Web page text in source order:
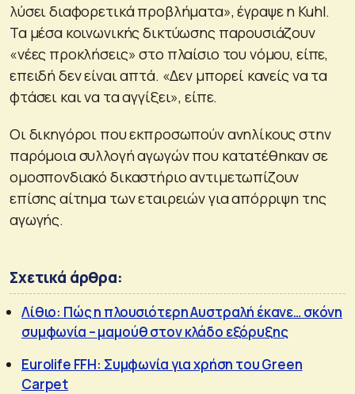
λύσει διαφορετικά προβλήματα», έγραψε η Kuhl.
Τα μέσα κοινωνικής δικτύωσης παρουσιάζουν
«νέες προκλήσεις» στο πλαίσιο του νόμου, είπε,
επειδή δεν είναι απτά. «Δεν μπορεί κανείς να τα
φτάσει και να τα αγγίξει», είπε.
Οι δικηγόροι που εκπροσωπούν ανηλίκους στην
παρόμοια συλλογή αγωγών που κατατέθηκαν σε
ομοσπονδιακό δικαστήριο αντιμετωπίζουν
επίσης αίτημα των εταιρειών για απόρριψη της
αγωγής.
Σχετικά άρθρα:
Λίθιο: Πώς η πλουσιότερη Αυστραλή έκανε… σκόνη
συμφωνία – μαμούθ στον κλάδο εξόρυξης
Eurolife FFH: Συμφωνία για χρήση του Green
Carpet